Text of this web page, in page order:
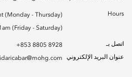
Hours
(Monday - Thursday)
(Friday - Saturday)
اتصل بـ
+853 8805 8928
عنوان البريد الإلكتروني